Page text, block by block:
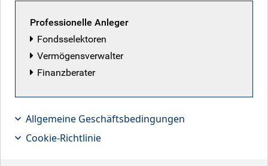
Die Stunde der Patrioten
Professionelle Anleger
Fondsselektoren
Vermögensverwalter
Finanzberater
Allgemeine Geschäftsbedingungen
Cookie-Richtlinie